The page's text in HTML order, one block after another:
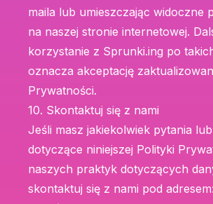
maila lub umieszczając widoczne
na naszej stronie internetowej.
korzystanie z Sprunki.ing po
oznacza akceptację
Prywatności.
10. Skontaktuj się z nami
Jeśli masz jakiekolwiek pytania
dotyczące niniejszej Polityki
naszych praktyk dotyczących
skontaktuj się z nami pod adresem: